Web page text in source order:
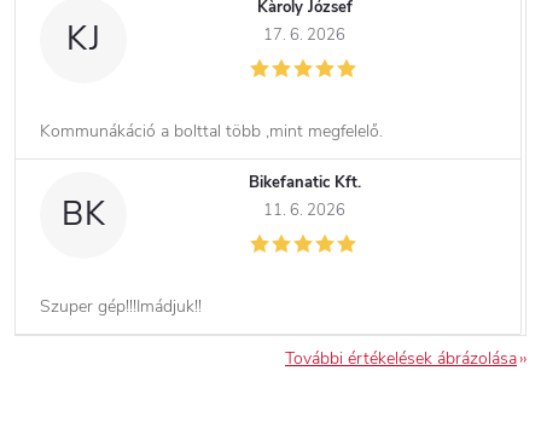
KJ
Kàroly József
17. 6. 2026
Kommunákáció a bolttal több ,mint megfelelő.
BK
Bikefanatic Kft.
11. 6. 2026
Szuper gép!!!Imádjuk!!
További értékelések ábrázolása